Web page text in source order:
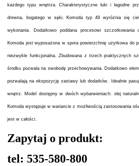
każdego typu wnętrza. Charakterystyczne łuki i łagodne
drewna, bogatego w sęki. Komoda typ 49 wyróżnia się
wykonania. Dodatkowo poddana procesowi szczotkowania
Komoda jest wyposażona w spora powierzchnię użytkowa do
niezwykle funkcjonalna. Zbudowana z trzech praktycznych
środku pozwala na swobodę przechowywania. Dodatkowo
pozwalają na ekspozycję zastawy lub dodatków. Idealnie
wnętrz. Model dostępny w dwóch wybarwieniach: olej
Komoda występuje w wariancie z możliwością zastosowania
jest w całości.
Zapytaj o produkt:
tel: 535-580-800